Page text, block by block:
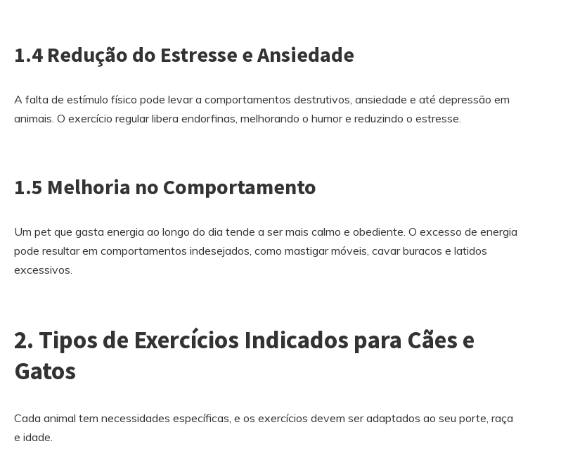
1.4 Redução do Estresse e Ansiedade
A falta de estímulo físico pode levar a comportamentos destrutivos, ansiedade e até depressão em
animais. O exercício regular libera endorfinas, melhorando o humor e reduzindo o estresse.
1.5 Melhoria no Comportamento
Um pet que gasta energia ao longo do dia tende a ser mais calmo e obediente. O excesso de energia
pode resultar em comportamentos indesejados, como mastigar móveis, cavar buracos e latidos
excessivos.
2. Tipos de Exercícios Indicados para Cães e
Gatos
Cada animal tem necessidades específicas, e os exercícios devem ser adaptados ao seu porte, raça
e idade.